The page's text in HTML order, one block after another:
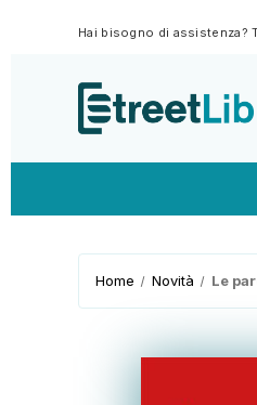
Hai bisogno di assistenza?
Home Novità Le